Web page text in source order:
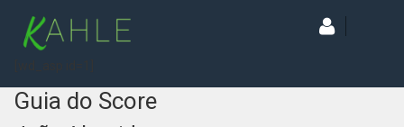
Guia do Score